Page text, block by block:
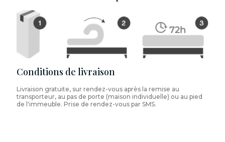
Conditions de livraison
Livraison gratuite, sur rendez-vous après la remise au
transporteur, au pas de porte (maison individuelle) ou au pied
de l'immeuble. Prise de rendez-vous par SMS.